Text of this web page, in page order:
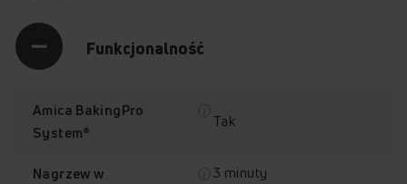
Funkcjonalność
Amica BakingPro
System®
Tak
Nagrzew w 3 minuty